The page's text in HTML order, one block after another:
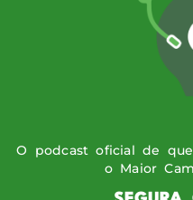
O podcast oficial de
o Maior